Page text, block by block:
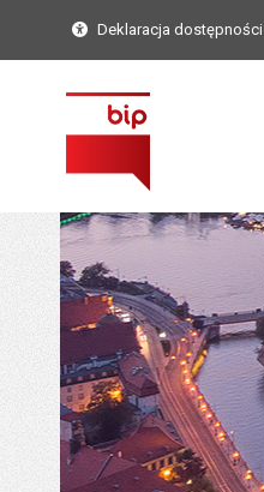
Deklaracja dostępności